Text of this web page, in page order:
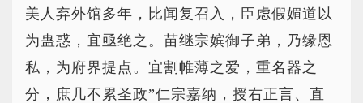
美人弃外馆多年，比闻复召入，臣虑假媚道以
为蛊惑，宜亟绝之。苗继宗嫔御子弟，乃缘恩
私，为府界提点。宜割帷薄之爱，重名器之
分，庶几不累圣政”仁宗嘉纳，授右正言、直